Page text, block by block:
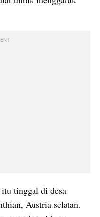
tinggal di desa
Austria selatan.